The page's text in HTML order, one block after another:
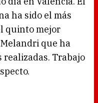
ha sido el más
quinto mejor
que ha
realizadas. Trabajo